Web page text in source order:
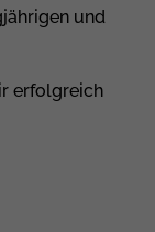
und
erfolgreich